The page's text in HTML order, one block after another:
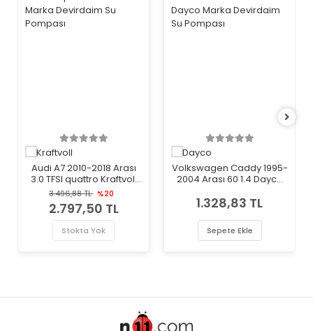
Audi A7 2010-2018 Arası
3.0 TFSI quattro Kraftvoll
Marka Devirdaim Su
Pompası
3.496,88 TL %20
2.797,50 TL
Stokta Yok
Volkswagen Caddy 1995-
2004 Arası 60 1.4 Dayco
Pompası
1.328,83 TL
Sepete Ekle